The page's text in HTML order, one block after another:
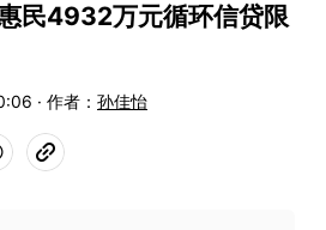
民4932万元循环信贷限
· 作者： 孙佳怡